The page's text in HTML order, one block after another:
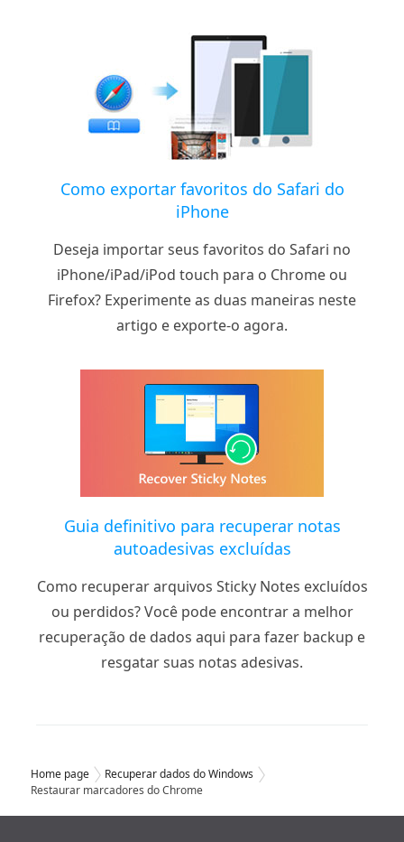
Como exportar favoritos do Safari do
iPhone
Deseja importar seus favoritos do Safari no
iPhone/iPad/iPod touch para o Chrome ou
Firefox? Experimente as duas maneiras neste
artigo e exporte-o agora.
Guia definitivo para recuperar notas
autoadesivas excluídas
Como recuperar arquivos Sticky Notes excluídos
ou perdidos? Você pode encontrar a melhor
recuperação de dados aqui para fazer backup e
resgatar suas notas adesivas.
Home page
Recuperar dados do Windows
Restaurar marcadores do Chrome